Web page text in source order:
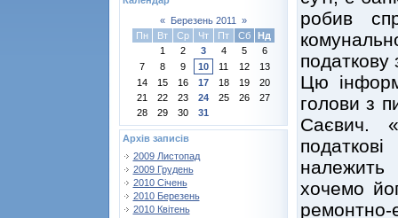
«
Березень 2011
»
Пн
Вт Ср Чт Пт Сб
Нд
1
2 3 4 5
6
7
8 9 10 11 12
13
14
15 16 17 18 19
20
21
22 23 24 25 26
27
28
29 30 31
Архів записів
2009 Листопад
2009 Грудень
2010 Січень
2010 Березень
2010 Квітень
робив
податкову
Цю
голови з
Саєвич.
хочемо